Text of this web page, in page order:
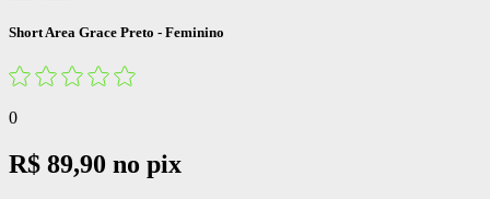
Short Area Grace Preto - Feminino
0
R$ 89,90 no pix